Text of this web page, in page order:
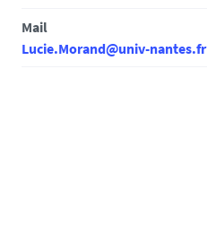
Mail
Lucie.Morand@univ-nantes.fr